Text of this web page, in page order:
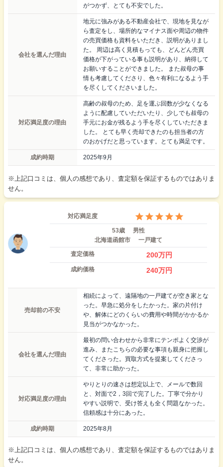
がつかず、とても不安でした。
会社を選んだ理由
地元に強みがある不動産会社で、現地を見なが
ら査定をし、場所的なマイナス面や周辺の物件
の売買価格も資料をいただき、説明がありまし
た。 周辺は高く見積もっても、どんどん売買
価格が下がっている事も説明があり、納得して
お願いすることができました。 また叔母の事
情も考慮してくださり、色々有利になるよう手
を尽くしてくださいました。
対応満足度の理由
高齢の叔母のため、足を運ぶ回数が少なくなる
ように配慮していただいたり、少しでも叔母の
手元にお金が残るよう手を尽くしていただきま
した。 とても早く売却できたのも担当者の方
のおかげだと思っています。とても満足です。
成約時期 2025年9月
※上記口コミは、個人の感想であり、査定額を保証するものではありま
せん。
対応満足度
53歳
男性
北海道函館市
一戸建て
査定価格
200万円
成約価格 240万円
売却前の不安
相続によって、遠隔地の一戸建てが空き家とな
った。早急に処分をしたかった。家の片付け
や、解体にどのくらいの費用や時間がかかるか
見当がつかなかった。
会社を選んだ理由
最初の問い合わせから非常にテンポよく交渉が
進み、またこちらの必要な事項も親身に把握し
てくださった。買取方式を提案してくださっ
て、非常に助かった。
対応満足度の理由
やりとりの速さは想定以上で、メールで数回
と、対面で2，3回で完了した。丁寧で分かり
やすい説明で、受け答えも全く問題なかった。
信頼感は十分にあった。
成約時期 2025年8月
※上記口コミは、個人の感想であり、査定額を保証するものではありま
せん。